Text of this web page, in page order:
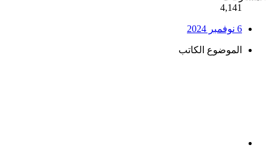
4,141
6 نوفمبر 2024
الموضوع الكاتب